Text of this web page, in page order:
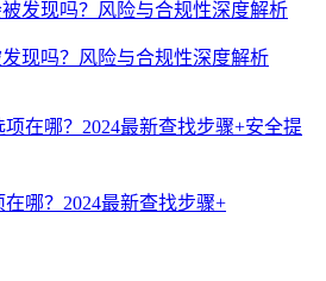
现吗？风险与合规性深度解析
在哪？2024最新查找步骤+